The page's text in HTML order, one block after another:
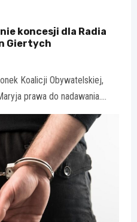
koncesji dla Radia
Giertych
Koalicji Obywatelskiej,
prawa do nadawania.…